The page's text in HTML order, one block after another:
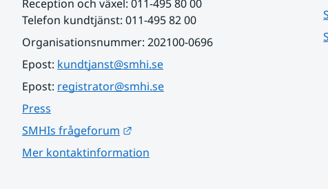
Reception och växel: 011-495 80 00
Telefon kundtjänst: 011-495 82 00
Organisationsnummer: 202100-0696
Epost: kundtjanst@smhi.se
Epost: registrator@smhi.se
Press
SMHIs frågeforum
Mer kontaktinformation